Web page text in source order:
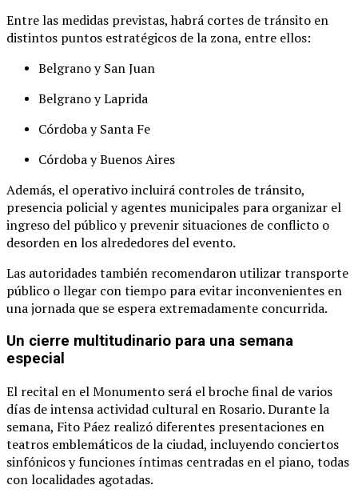
Entrelas medidas previstas,habrá cortes detránsito en
distintos puntos estratégicos dela zona, entre ellos:
BelgranoySanJuan
BelgranoyLaprida
CórdobaySanta Fe
CórdobayBuenosAires
Además, el operativoincluirá controles detránsito,
presencia policialyagentes municipales para organizar el
ingreso del públicoyprevenir situaciones de conflicto o
desorden enlos alrededores del evento.
Las autoridadestambién recomendaronutilizartransporte
público ollegar contiempo para evitarinconvenientes en
unajornada que se espera extremadamente concurrida.
Un cierre multitudinario para una semana
especial
El recital en elMonumento será elbrochefinal devarios
días deintensa actividad cultural enRosario.Durantela
semana, Fito Páez realizó diferentes presentaciones en
teatros emblemáticos dela ciudad, incluyendo conciertos
sinfónicosyfunciones íntimas centradas en el piano, todas
conlocalidades agotadas.